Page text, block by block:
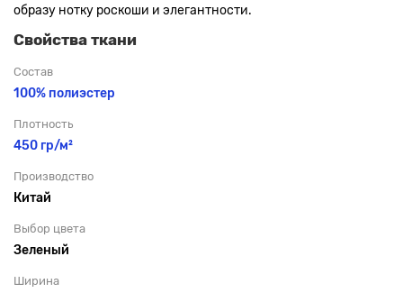
образу нотку роскоши и элегантности.
Свойства ткани
Состав
100% полиэстер
Плотность
450 гр/м²
Производство
Китай
Выбор цвета
Зеленый
Ширина